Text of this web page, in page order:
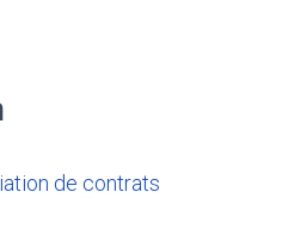
de contrats